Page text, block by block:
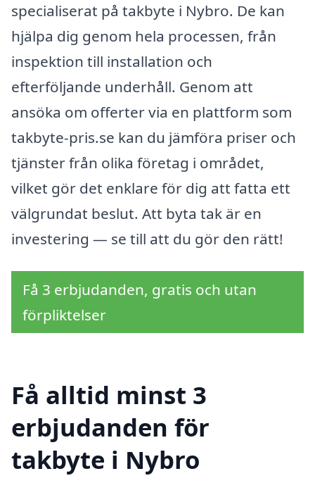
specialiserat på takbyte i Nybro. De kan
hjälpa dig genom hela processen, från
inspektion till installation och
efterföljande underhåll. Genom att
ansöka om offerter via en plattform som
takbyte-pris.se kan du jämföra priser och
tjänster från olika företag i området,
vilket gör det enklare för dig att fatta ett
välgrundat beslut. Att byta tak är en
investering — se till att du gör den rätt!
Få 3 erbjudanden, gratis och utan
förpliktelser
Få alltid minst 3
erbjudanden för
takbyte i Nybro